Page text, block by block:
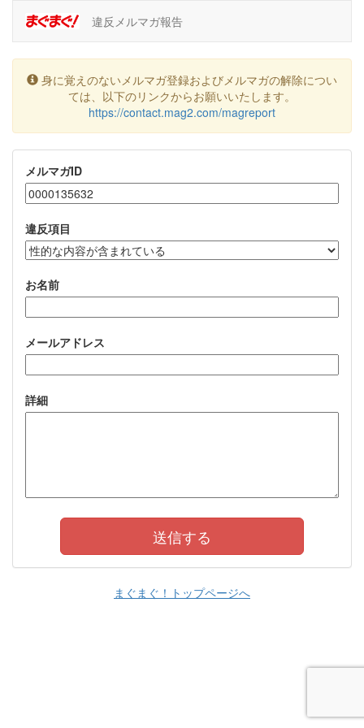
違反メルマガ報告
身に覚えのないメルマガ登録およびメルマガの解除につい
ては、以下のリンクからお願いいたします。
https://contact.mag2.com/magreport
メルマガID
違反項目
お名前
メールアドレス
詳細
まぐまぐ！トップページへ